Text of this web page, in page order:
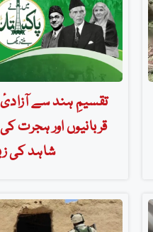
تقسیمِ ہند سے
قربانیوں اور ہجرت
شاہد کی